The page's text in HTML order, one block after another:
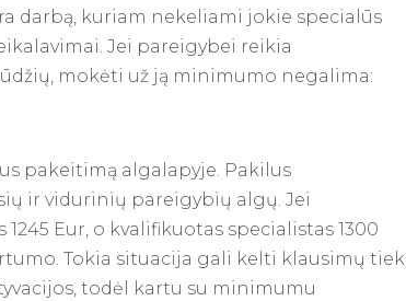
darbą, kuriam nekeliami jokie specialūs
Jei pareigybei reikia
mokėti už ją minimumo negalima:
pakeitimą algalapyje. Pakilus
ir vidurinių pareigybių algų. Jei
Eur, o kvalifikuotas specialistas 1300
Tokia situacija gali kelti klausimų tiek
todėl kartu su minimumu